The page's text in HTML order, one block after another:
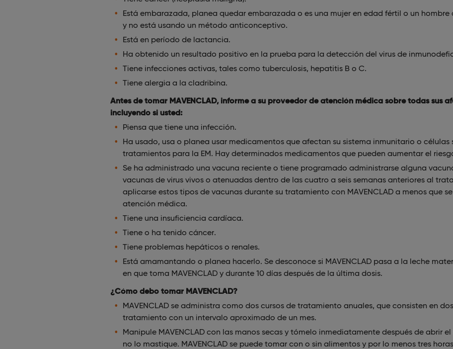
Está embarazada, planea quedar embarazada o es una mujer en edad fértil o un
y no está usando un método anticonceptivo.
Está en período de lactancia.
Ha obtenido un resultado positivo en la prueba para la detección del virus de
Tiene infecciones activas, tales como tuberculosis, hepatitis B o C.
Tiene alergia a la cladribina.
Antes de tomar MAVENCLAD, informe a su proveedor de atención médica sobre todas sus
incluyendo si usted:
Piensa que tiene una infección.
Ha usado, usa o planea usar medicamentos que afectan su sistema inmunitario o células
tratamientos para la EM. Hay determinados medicamentos que pueden aumentar el
Se ha administrado una vacuna reciente o tiene programado administrarse alguna
vacunas de virus vivos o atenuadas dentro de las cuatro a seis semanas anteriores al
aplicarse estos tipos de vacunas durante su tratamiento con MAVENCLAD a menos que
atención médica.
Tiene una insuficiencia cardíaca.
Tiene o ha tenido cáncer.
Tiene problemas hepáticos o renales.
Está amamantando o planea hacerlo. Se desconoce si MAVENCLAD pasa a la leche
en que toma MAVENCLAD y durante 10 días después de la última dosis.
¿Cómo debo tomar MAVENCLAD?
MAVENCLAD se administra como dos cursos de tratamiento anuales, que consisten en
tratamiento con un intervalo aproximado de un mes.
Manipule MAVENCLAD con las manos secas y tómelo inmediatamente después de abrir
no lo mastique. MAVENCLAD se puede tomar con o sin alimentos y por lo menos tres